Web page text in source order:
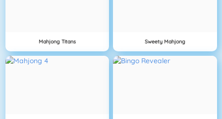
Mahjong Titans Sweety Mahjong